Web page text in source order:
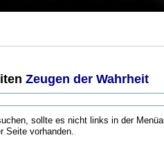
Zeugen der Wahrheit
sollte es nicht links in der
Seite vorhanden..